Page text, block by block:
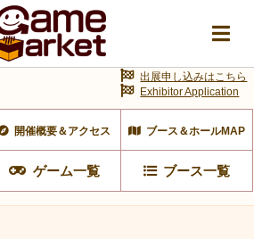
開催概要＆アクセス ブース＆ホールMAP
ゲーム一覧 ブース一覧
出展申し込みはこちら
Exhibitor Application